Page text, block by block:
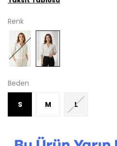
Renk
Beden
S M L